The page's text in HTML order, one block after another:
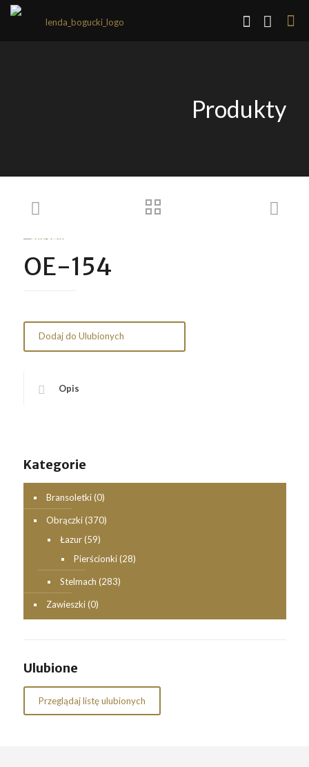
Produkty
OE-154
Dodaj do Ulubionych
Opis
Kategorie
Bransoletki (0)
Obrączki (370)
Łazur (59)
Pierścionki (28)
Stelmach (283)
Zawieszki (0)
Ulubione
Przeglądaj listę ulubionych